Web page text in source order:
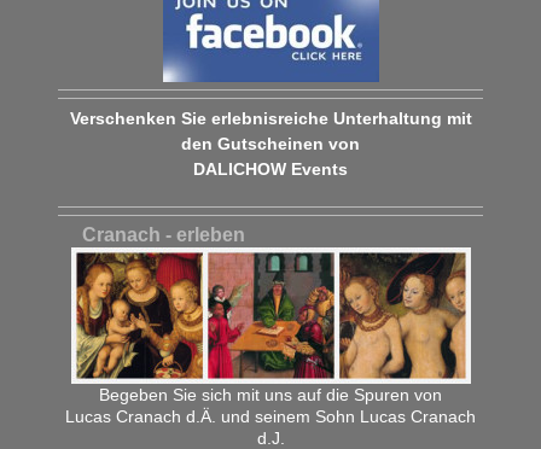
Verschenken Sie erlebnisreiche Unterhaltung mit
den Gutscheinen von
DALICHOW Events
Cranach - erleben
Begeben Sie sich mit uns auf die Spuren von
Lucas Cranach d.Ä. und seinem Sohn Lucas Cranach
d.J.